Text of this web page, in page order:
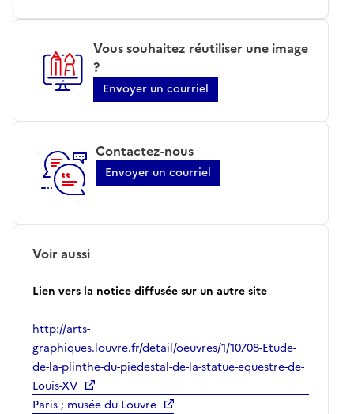
Vous souhaitez réutiliser une image
?
Envoyer un courriel
Contactez-nous
Envoyer un courriel
Voir aussi
Lien vers la notice diffusée sur un autre site
http://arts-
graphiques.louvre.fr/detail/oeuvres/1/10708-Etude-
de-la-plinthe-du-piedestal-de-la-statue-equestre-de-
Louis-XV
Paris ; musée du Louvre